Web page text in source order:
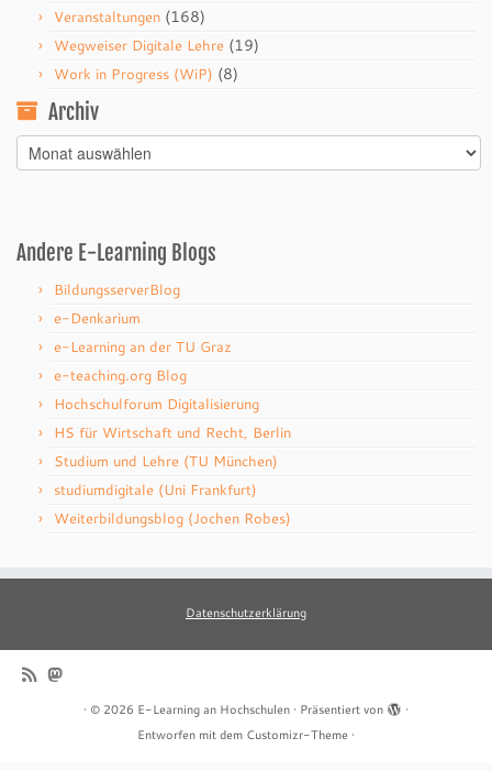
Veranstaltungen (168)
Wegweiser Digitale Lehre (19)
Work in Progress (WiP) (8)
Archiv
Archiv
Andere E-Learning Blogs
BildungsserverBlog
e-Denkarium
e-Learning an der TU Graz
e-teaching.org Blog
Hochschulforum Digitalisierung
HS für Wirtschaft und Recht, Berlin
Studium und Lehre (TU München)
studiumdigitale (Uni Frankfurt)
Weiterbildungsblog (Jochen Robes)
Datenschutzerklärung
· © 2026 E-Learning an Hochschulen · Präsentiert von
·
Entworfen mit dem Customizr-Theme ·